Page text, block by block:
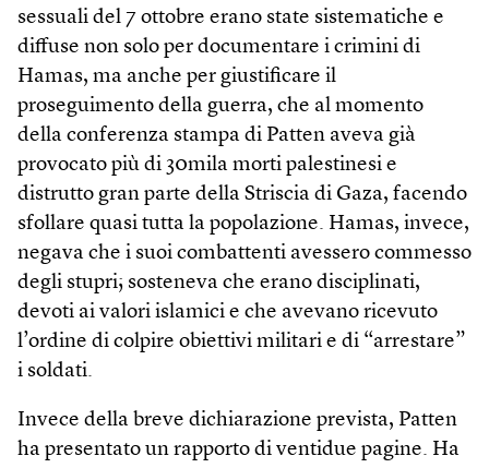
sessuali del 7 ottobre erano state sistematiche e
diffuse non solo per documentare i crimini di
Hamas, ma anche per giustificare il
proseguimento della guerra, che al momento
della conferenza stampa di Patten aveva già
provocato più di 30mila morti palestinesi e
distrutto gran parte della Striscia di Gaza, facendo
sfollare quasi tutta la popolazione. Hamas, invece,
negava che i suoi combattenti avessero commesso
degli stupri; sosteneva che erano disciplinati,
devoti ai valori islamici e che avevano ricevuto
l’ordine di colpire obiettivi militari e di “arrestare”
i soldati.
Invece della breve dichiarazione prevista, Patten
ha presentato un rapporto di ventidue pagine. Ha